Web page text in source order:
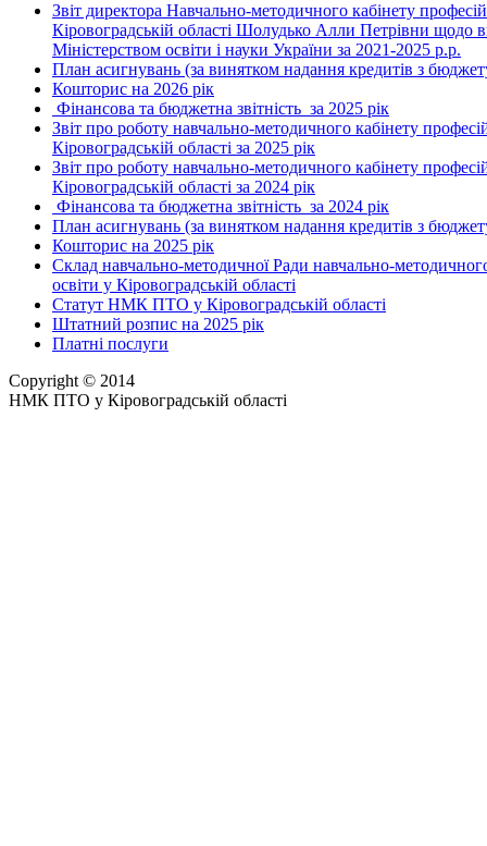
Звіт директора Навчально-методичного кабінету
Кіровоградській області Шолудько Алли Петрівни щодо
Міністерством освіти і науки України за 2021-2025 р.р.
План асигнувань (за винятком надання кредитів з
Кошторис на 2026 рік
Фінансова та бюджетна звітність за 2025 рік
Звіт про роботу навчально-методичного кабінету
Кіровоградській області за 2025 рік
Звіт про роботу навчально-методичного кабінету
Кіровоградській області за 2024 рік
Фінансова та бюджетна звітність за 2024 рік
План асигнувань (за винятком надання кредитів з
Кошторис на 2025 рік
Склад навчально-методичної Ради навчально-
освіти у Кіровоградській області
Статут НМК ПТО у Кіровоградській області
Штатний розпис на 2025 рік
Платні послуги
Copyright © 2014
НМК ПТО у Кіровоградській області